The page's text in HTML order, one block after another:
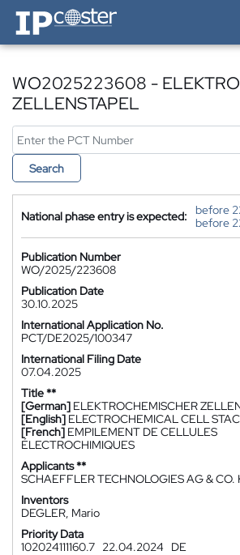
IP-Coster — Home
WO2025223608 -
ZELLENSTAPEL
Search
National phase entry is expected:
before
before
Publication Number
WO/2025/223608
Publication Date
30.10.2025
International Application No.
PCT/DE2025/100347
International Filing Date
07.04.2025
Title **
[German] ELEKTROCHEMISCHER
[English] ELECTROCHEMICAL CELL
[French] EMPILEMENT DE CELLULES
ÉLECTROCHIMIQUES
Applicants **
SCHAEFFLER TECHNOLOGIES AG & CO.
Inventors
DEGLER, Mario
Priority Data
102024111160.7 22.04.2024 DE